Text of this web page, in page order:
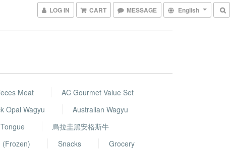
LOG IN CART MESSAGE English
Meat
AC Gourmet Value Set
Opal Wagyu
Australian Wagyu
烏拉圭黑安格斯牛
(Frozen) Snacks
Grocery